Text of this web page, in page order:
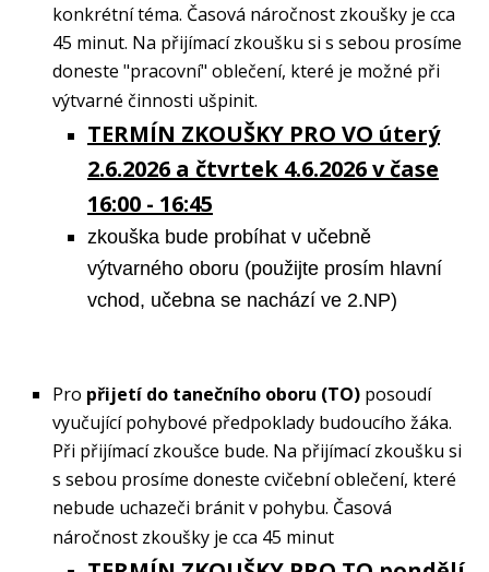
konkrétní téma. Časová náročnost zkoušky je cca
45 minut. Na přijímací zkoušku si s sebou prosíme
doneste "pracovní" oblečení, které je možné při
výtvarné činnosti ušpinit.
TERMÍN ZKOUŠKY PRO VO úterý
2.6.2026 a čtvrtek 4.6.2026 v čase
16:00 - 16:45
zkouška bude probíhat v učebně
výtvarného oboru (použijte prosím hlavní
vchod, učebna se nachází ve 2.NP)
Pro přijetí do tanečního oboru (TO) posoudí
vyučující pohybové předpoklady budoucího žáka.
Při přijímací zkoušce bude. Na přijímací zkoušku si
s sebou prosíme doneste cvičební oblečení, které
nebude uchazeči bránit v pohybu. Časová
náročnost zkoušky je cca 45 minut